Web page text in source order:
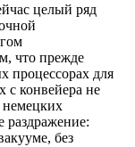
целый ряд
что прежде
процессорах для
с конвейера не
немецких
раздражение:
без